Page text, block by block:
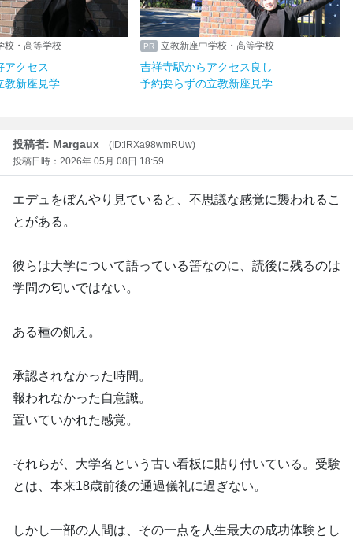
校・高等学校
アクセス
教新座見学
立教新座中学校・高等学校
吉祥寺駅からアクセス良し
予約要らずの立教新座見学
投稿者: Margaux
(ID:lRXa98wmRUw)
投稿日時：2026年 05月 08日 18:59
エデュをぼんやり見ていると、不思議な感覚に襲われるこ
とがある。
彼らは大学について語っている筈なのに、読後に残るのは
学問の匂いではない。
ある種の飢え。
承認されなかった時間。
報われなかった自意識。
置いていかれた感覚。
それらが、大学名という古い看板に貼り付いている。受験
とは、本来18歳前後の通過儀礼に過ぎない。
しかし一部の人間は、その一点を人生最大の成功体験とし